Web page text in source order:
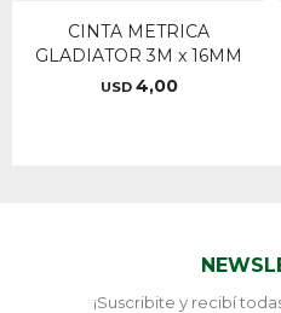
CINTA METRICA
GLADIATOR 3M x 16MM
USD 4,00
¡Suscribite y recibí